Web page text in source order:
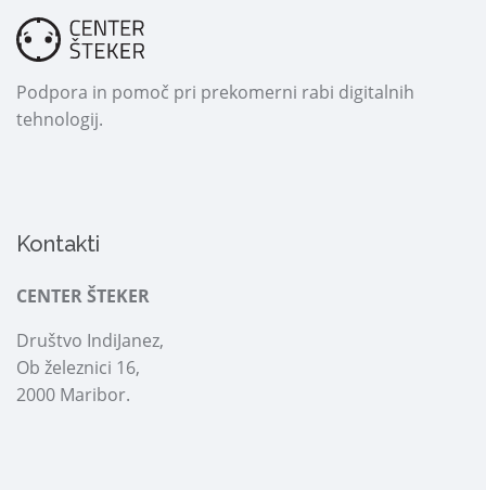
Podpora in pomoč pri prekomerni rabi digitalnih
tehnologij.
Kontakti
CENTER ŠTEKER
Društvo IndiJanez,
Ob železnici 16,
2000 Maribor.